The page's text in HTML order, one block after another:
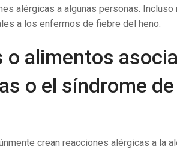
alérgicas a algunas personas. Incluso
a los enfermos de fiebre del heno.
o alimentos
o el síndrome de
crean reacciones alérgicas a la